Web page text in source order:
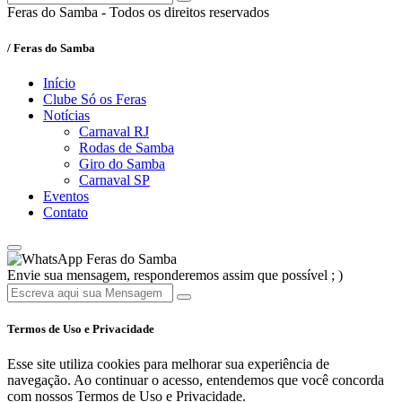
Feras do Samba - Todos os direitos reservados
/ Feras do Samba
Início
Clube Só os Feras
Notícias
Carnaval RJ
Rodas de Samba
Giro do Samba
Carnaval SP
Eventos
Contato
Feras do Samba
Envie sua mensagem, responderemos assim que possível ; )
Termos de Uso e Privacidade
Esse site utiliza cookies para melhorar sua experiência de
navegação. Ao continuar o acesso, entendemos que você concorda
com nossos Termos de Uso e Privacidade.